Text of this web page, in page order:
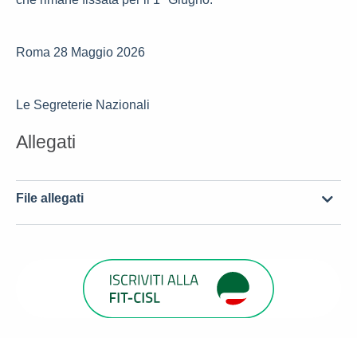
Roma 28 Maggio 2026
Le Segreterie Nazionali
Allegati
File allegati